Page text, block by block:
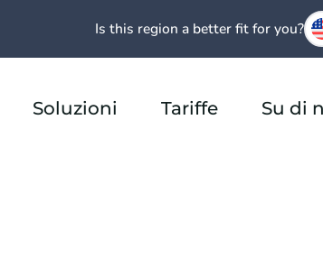
Soluzioni Tariffe Su di
Is this region a better fit for you?